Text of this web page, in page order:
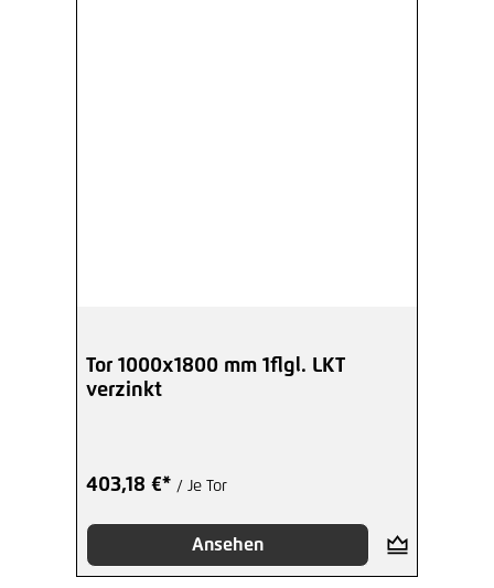
Tor 1000x1800 mm 1flgl. LKT
verzinkt
403,18 €* / Je Tor
Ansehen